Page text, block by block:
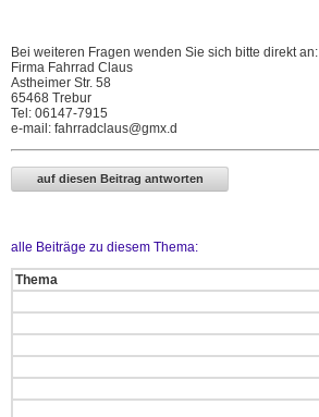
Bei weiteren Fragen wenden Sie sich bitte direkt an:
Firma Fahrrad Claus
Astheimer Str. 58
65468 Trebur
Tel: 06147-7915
e-mail: fahrradclaus@gmx.d
alle Beiträge zu diesem Thema:
Thema